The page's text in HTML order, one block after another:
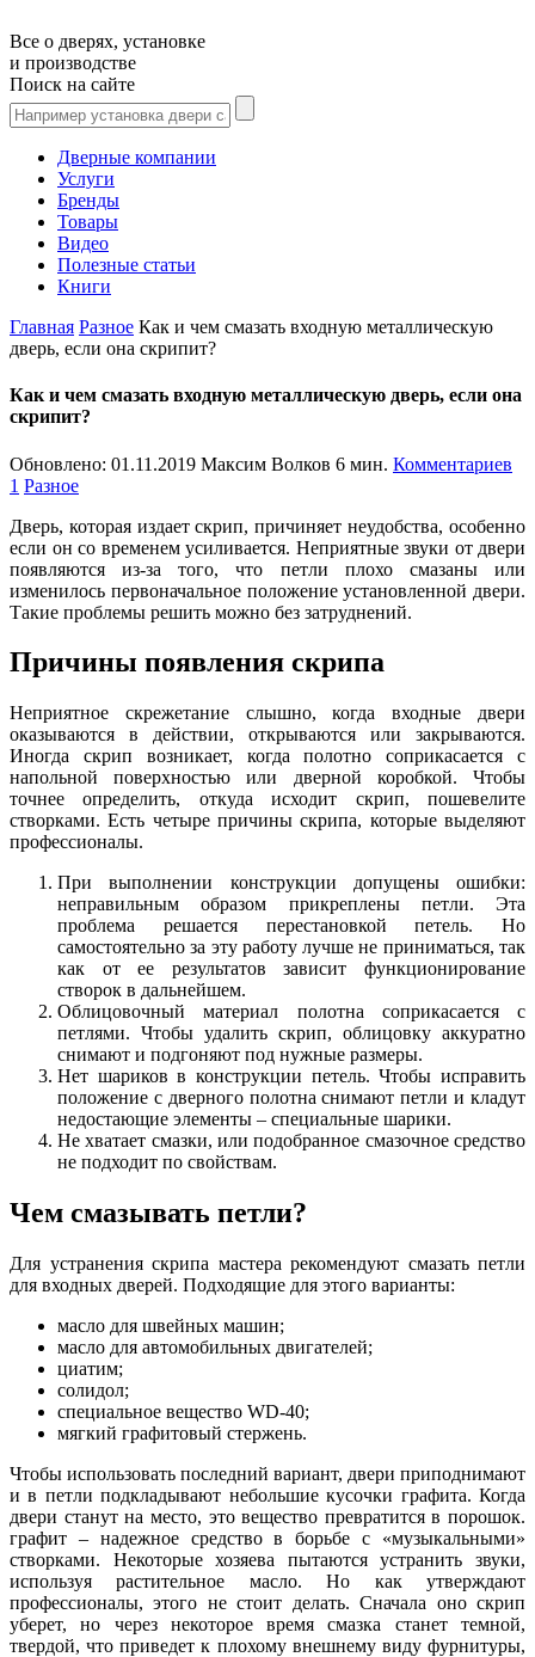
Все о дверях, установке
и производстве
Поиск на сайте
Дверные компании
Услуги
Бренды
Товары
Видео
Полезные статьи
Книги
Главная Разное Как и чем смазать входную металлическую
дверь, если она скрипит?
Как и чем смазать входную металлическую дверь, если она
скрипит?
Обновлено: 01.11.2019 Максим Волков 6 мин. Комментариев
1 Разное
Дверь, которая издает скрип, причиняет неудобства, особенно
если он со временем усиливается. Неприятные звуки от двери
появляются из-за того, что петли плохо смазаны или
изменилось первоначальное положение установленной двери.
Такие проблемы решить можно без затруднений.
Причины появления скрипа
Неприятное скрежетание слышно, когда входные двери
оказываются в действии, открываются или закрываются.
Иногда скрип возникает, когда полотно соприкасается с
напольной поверхностью или дверной коробкой. Чтобы
точнее определить, откуда исходит скрип, пошевелите
створками. Есть четыре причины скрипа, которые выделяют
профессионалы.
При выполнении конструкции допущены ошибки:
неправильным образом прикреплены петли. Эта
проблема решается перестановкой петель. Но
самостоятельно за эту работу лучше не приниматься, так
как от ее результатов зависит функционирование
створок в дальнейшем.
Облицовочный материал полотна соприкасается с
петлями. Чтобы удалить скрип, облицовку аккуратно
снимают и подгоняют под нужные размеры.
Нет шариков в конструкции петель. Чтобы исправить
положение с дверного полотна снимают петли и кладут
недостающие элементы – специальные шарики.
Не хватает смазки, или подобранное смазочное средство
не подходит по свойствам.
Чем смазывать петли?
Для устранения скрипа мастера рекомендуют смазать петли
для входных дверей. Подходящие для этого варианты:
масло для швейных машин;
масло для автомобильных двигателей;
циатим;
солидол;
специальное вещество WD-40;
мягкий графитовый стержень.
Чтобы использовать последний вариант, двери приподнимают
и в петли подкладывают небольшие кусочки графита. Когда
двери станут на место, это вещество превратится в порошок.
графит – надежное средство в борьбе с «музыкальными»
створками. Некоторые хозяева пытаются устранить звуки,
используя растительное масло. Но как утверждают
профессионалы, этого не стоит делать. Сначала оно скрип
уберет, но через некоторое время смазка станет темной,
твердой, что приведет к плохому внешнему виду фурнитуры,